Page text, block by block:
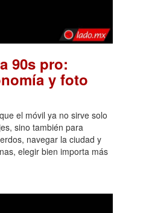
90s pro:
y foto
el móvil ya no sirve solo
sino también para
navegar la ciudad y
elegir bien importa más